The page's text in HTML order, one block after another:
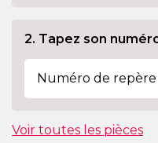
2. Tapez son
Voir toutes les pièces